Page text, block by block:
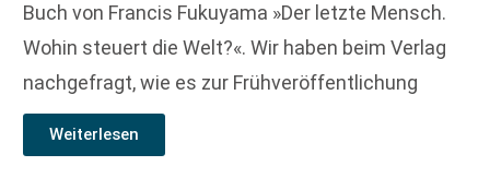
Buch von Francis Fukuyama »Der letzte Mensch.
Wohin steuert die Welt?«. Wir haben beim Verlag
nachgefragt, wie es zur Frühveröffentlichung
Weiterlesen